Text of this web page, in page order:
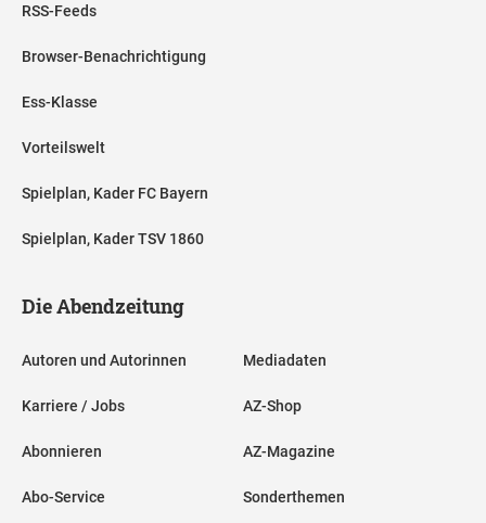
RSS-Feeds
Browser-Benachrichtigung
Ess-Klasse
Vorteilswelt
Spielplan, Kader FC Bayern
Spielplan, Kader TSV 1860
Die Abendzeitung
Autoren und Autorinnen
Karriere / Jobs
Abonnieren
Abo-Service
Mediadaten
AZ-Shop
AZ-Magazine
Sonderthemen